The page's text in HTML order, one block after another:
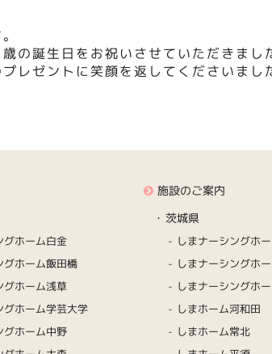
の誕生日をお祝いさせていただきまし
レゼントに笑顔を返してくださいま
グホーム白金
グホーム飯田橋
グホーム浅草
グホーム学芸大学
グホーム中野
施設のご案内
茨城県
しまナーシングホ
しまナーシングホ
しまナーシングホ
しまホーム河和田
しまホーム常北